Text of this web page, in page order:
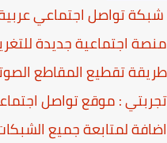
تواصل اجتماعي عربية
اجتماعية جديدة للتغريد
تقطيع المقاطع
: موقع تواصل
لمتابعة جميع